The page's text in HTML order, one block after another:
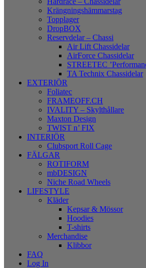
Krängningshämmarstag
Topplager
DropBOX
Reservdelar – Chassi
Air Lift Chassidelar
AirForce Chassidelar
STREETEC
TA Technix Chassidelar
EXTERIÖR
Foliatec
FRAMEOFF.CH
IVALITY – Skylthållare
Maxton Design
TWIST n’ FIX
INTERIÖR
Clubsport Roll Cage
FÄLGAR
ROTIFORM
mbDESIGN
Niche Road Wheels
LIFESTYLE
Kläder
Kepsar & Mössor
Hoodies
T-shirts
Merchandise
Klibbor
FAQ
Log In